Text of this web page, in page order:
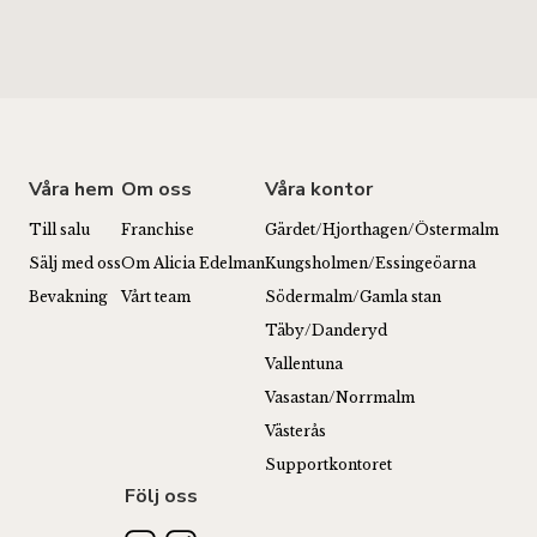
Våra hem
Till salu
Sälj med oss
Bevakning
Om oss
Franchise
Om Alicia Edelman
Vårt team
Våra kontor
Gärdet/Hjorthagen/Östermalm
Kungsholmen/Essingeöarna
Södermalm/Gamla stan
Täby/Danderyd
Vallentuna
Vasastan/Norrmalm
Västerås
Supportkontoret
Följ oss